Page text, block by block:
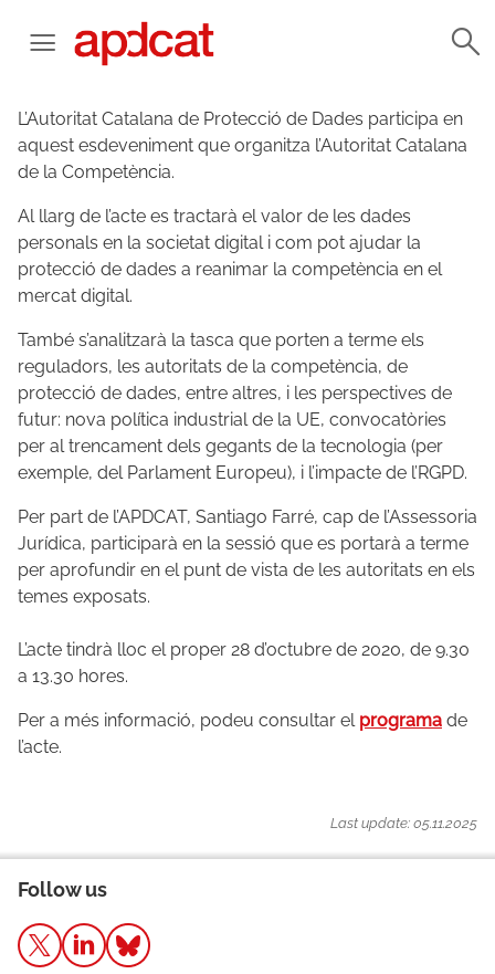
L’Autoritat Catalana de Protecció de Dades participa en
aquest esdeveniment que organitza l’Autoritat Catalana
de la Competència.
Al llarg de l’acte es tractarà el valor de les dades
personals en la societat digital i com pot ajudar la
protecció de dades a reanimar la competència en el
mercat digital.
També s’analitzarà la tasca que porten a terme els
reguladors, les autoritats de la competència, de
protecció de dades, entre altres, i les perspectives de
futur: nova política industrial de la UE, convocatòries
per al trencament dels gegants de la tecnologia (per
exemple, del Parlament Europeu), i l’impacte de l’RGPD.
Per part de l’APDCAT, Santiago Farré, cap de l’Assessoria
Jurídica, participarà en la sessió que es portarà a terme
per aprofundir en el punt de vista de les autoritats en els
temes exposats.
L’acte tindrà lloc el proper 28 d’octubre de 2020, de 9.30
a 13.30 hores.
Per a més informació, podeu consultar el programa de
l’acte.
Last update: 05.11.2025
Follow us